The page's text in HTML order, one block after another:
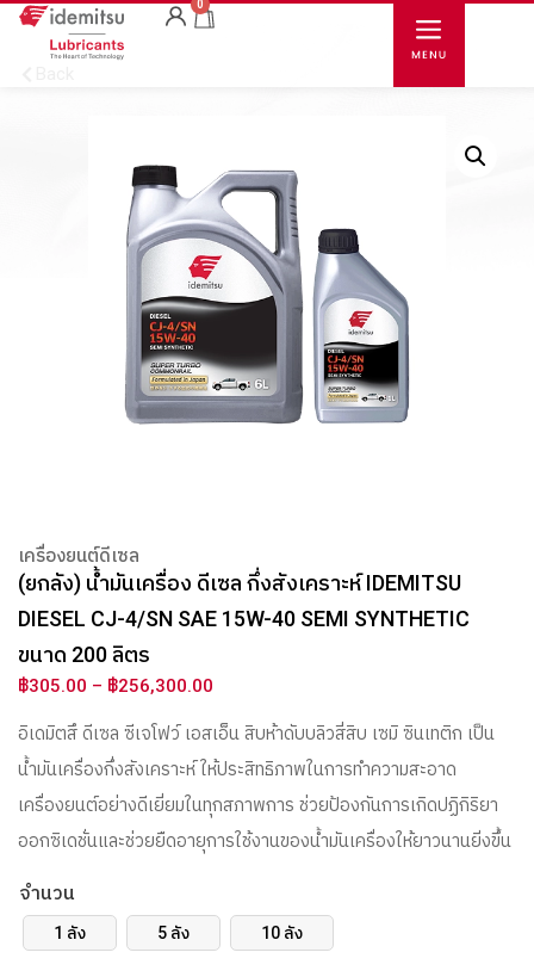
0
เครื่องยนต์ดีเซล
(ยกลัง) น้ำมันเครื่อง ดีเซล กึ่งสังเคราะห์ IDEMITSU
DIESEL CJ-4/SN SAE 15W-40 SEMI SYNTHETIC
ขนาด 200 ลิตร
฿305.00 – ฿256,300.00
อิเดมิตสึ ดีเซล ซีเจโฟว์ เอสเอ็น สิบห้าดับบลิวสี่สิบ เซมิ ซินเทติก เป็น
น้ำมันเครื่องกึ่งสังเคราะห์ ให้ประสิทธิภาพในการทำความสะอาด
เครื่องยนต์อย่างดีเยี่ยมในทุกสภาพการ ช่วยป้องกันการเกิดปฏิกิริยา
ออกซิเดชั่นและช่วยยืดอายุการใช้งานของน้ำมันเครื่องให้ยาวนานยิ่งขึ้น
จำนวน
1 ลัง 5 ลัง 10 ลัง